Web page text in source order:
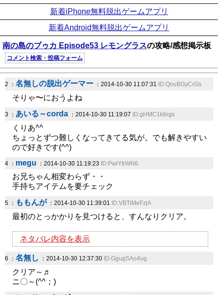
新着iPhone無料脱出ゲームアプリ
新着Android無料脱出ゲームアプリ
南の島のブゥカ Episode53 レモングラスの攻略/感想掲示板
コメント検索・投稿フォーム
2 ： 名無しの脱出ゲーマー ：2014-10-30 11:07:31 ID:QouBGyCrGs
そりゃ〜におうよね
3 ： あいる～corda ：2014-10-30 11:19:07 ID:gHMC1k6rgs
くりあ^^
ちょっとずつ難しくなってきてる気が。でも解きやすい
ので好きです(^^)
4 ： megu ：2014-10-30 11:19:23 ID:PwlYtrWN6.
お兄ちゃん相変わらず・・
手持ちアイテムを要チェック
5 ： ももんが：2014-10-30 11:39:01 ID:VBTiMeFzjA
最初のとっかかりを見つけると、すんなりクリア。
ネタバレ内容を表示
6 ： 名無し ：2014-10-30 12:37:30 ID:GgugSAo4ug
クリア～♬
ニ〇～(^^；)